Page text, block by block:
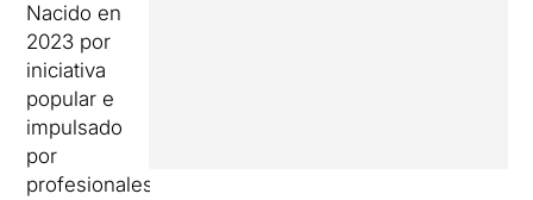
Nacido en
2023 por
iniciativa
popular e
impulsado
por
profesionales